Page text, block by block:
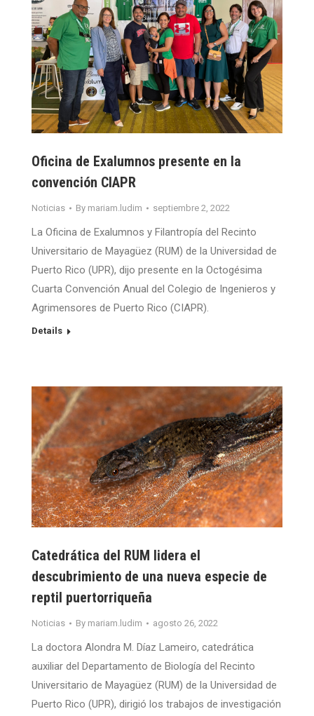
Oficina de Exalumnos presente en la
convención CIAPR
Noticias By mariam.ludim septiembre 2, 2022
La Oficina de Exalumnos y Filantropía del Recinto
Universitario de Mayagüez (RUM) de la Universidad de
Puerto Rico (UPR), dijo presente en la Octogésima
Cuarta Convención Anual del Colegio de Ingenieros y
Agrimensores de Puerto Rico (CIAPR).
Details
Catedrática del RUM lidera el
descubrimiento de una nueva especie de
reptil puertorriqueña
Noticias By mariam.ludim agosto 26, 2022
La doctora Alondra M. Díaz Lameiro, catedrática
auxiliar del Departamento de Biología del Recinto
Universitario de Mayagüez (RUM) de la Universidad de
Puerto Rico (UPR), dirigió los trabajos de investigación